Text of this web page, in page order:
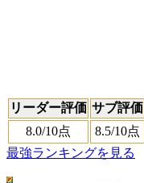
リーダー評価 サブ評価
8.0/10点 8.5/10点
最強ランキングを見る